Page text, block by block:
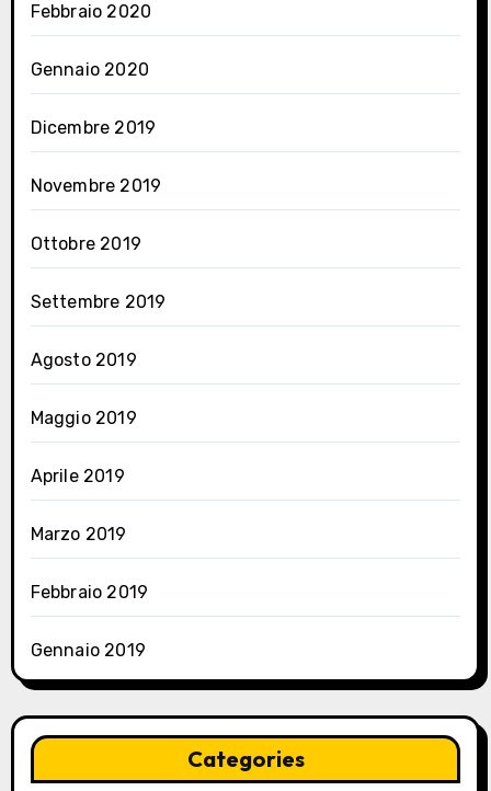
Febbraio 2020
Gennaio 2020
Dicembre 2019
Novembre 2019
Ottobre 2019
Settembre 2019
Agosto 2019
Maggio 2019
Aprile 2019
Marzo 2019
Febbraio 2019
Gennaio 2019
Categories